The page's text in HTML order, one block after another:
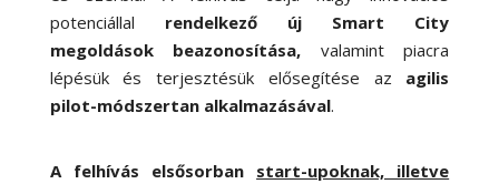
potenciállal rendelkező új Smart City
megoldások beazonosítása, valamint piacra
lépésük és terjesztésük elősegítése az agilis
pilot-módszertan alkalmazásával.
A felhívás elsősorban start-upoknak, illetve